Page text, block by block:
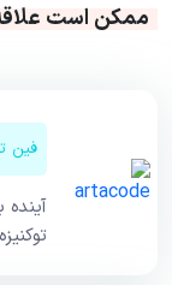
ممکن است